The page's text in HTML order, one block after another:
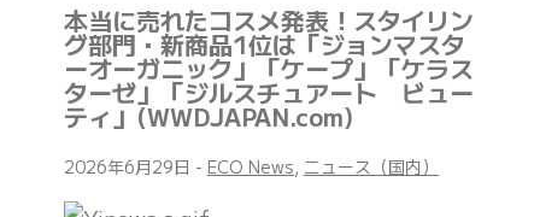
本当に売れたコスメ発表！スタイリン
グ部門・新商品1位は「ジョンマスタ
ーオーガニック」「ケープ」「ケラス
ターゼ」「ジルスチュアート ビュー
ティ」(WWDJAPAN.com)
2026年6月29日 - ECO News, ニュース（国内）